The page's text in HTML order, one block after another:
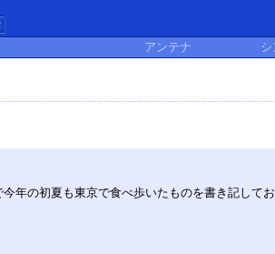
アンテナ
年の初夏も東京で食べ歩いたものを書き記して